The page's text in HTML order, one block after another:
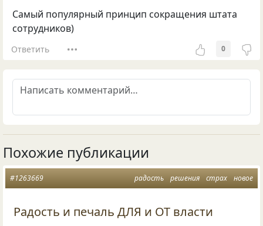
Самый популярный принцип сокращения штата
сотрудников)
Ответить 0
Похожие публикации
радость решения страх новое
#1263669
Радость и печаль ДЛЯ и ОТ власти